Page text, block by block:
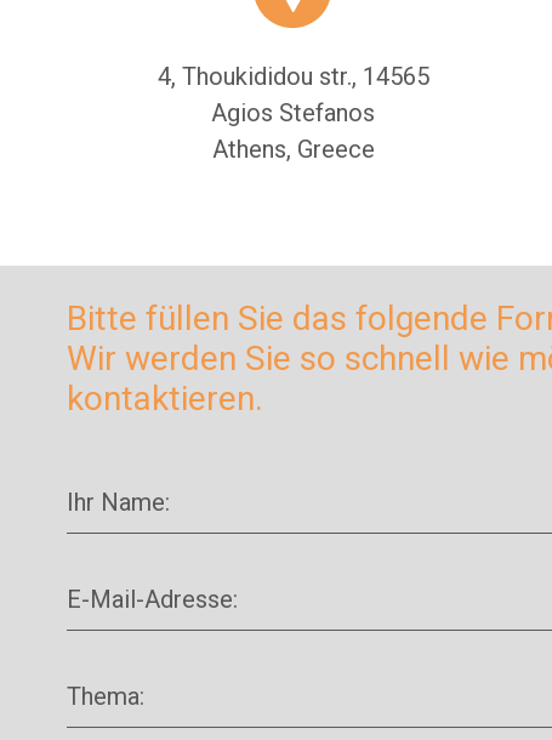
4, Thoukididou str., 14565
Agios Stefanos
Athens, Greece
Bitte füllen Sie das folgende
Wir werden Sie so schnell wie
kontaktieren.